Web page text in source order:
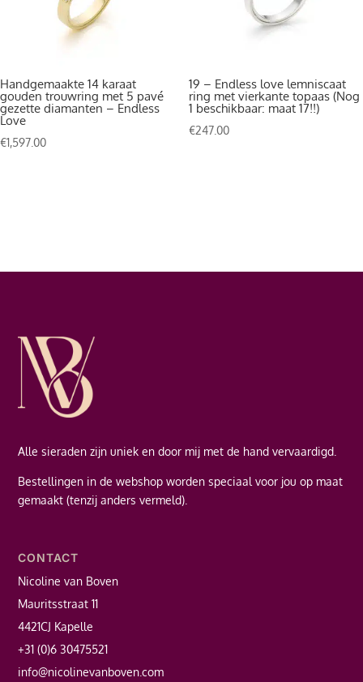
Handgemaakte 14 karaat
gouden trouwring met 5 pavé
gezette diamanten – Endless
Love
€1,597.00
19 – Endless love lemniscaat
ring met vierkante topaas (Nog
1 beschikbaar: maat 17!!)
€247.00
Alle sieraden zijn uniek en door mij met de hand vervaardigd.
Bestellingen in de webshop worden speciaal voor jou op maat
gemaakt (tenzij anders vermeld).
CONTACT
Nicoline van Boven
Mauritsstraat 11
4421CJ Kapelle
+31 (0)6 30475521
info@nicolinevanboven.com